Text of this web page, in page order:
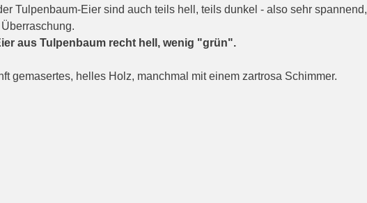
Tulpenbaum-Eier sind auch teils hell, teils dunkel - also sehr spannend,
aus Tulpenbaum recht hell, wenig "grün".
gemasertes, helles Holz, manchmal mit einem zartrosa Schimmer.